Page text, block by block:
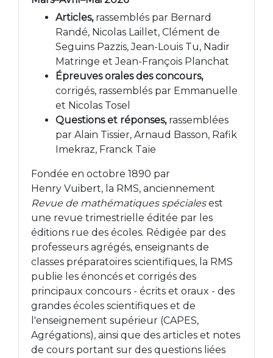
Articles,rassemblés par Bernard
Randé, Nicolas Laillet, Clément de
Seguins Pazzis, Jean-Louis Tu, Nadir
Matringe et Jean-François Planchat
Épreuves orales des concours,
corrigés, rassemblés par Emmanuelle
et Nicolas Tosel
Questions et réponses, rassemblées
par Alain Tissier, Arnaud Basson, Rafik
Imekraz, Franck Taïe
Fondée en octobre 1890 par
Henry Vuibert, la RMS, anciennement
Revue de mathématiques spécialesest
une revue trimestrielle éditée par les
éditions rue des écoles. Rédigée par des
professeurs agrégés, enseignants de
classes préparatoires scientifiques, la RMS
publie les énoncés et corrigés des
principaux concours - écrits et oraux - des
grandes écoles scientifiques et de
l'enseignement supérieur (CAPES,
Agrégations), ainsi que des articles et notes
de cours portant sur des questions liées